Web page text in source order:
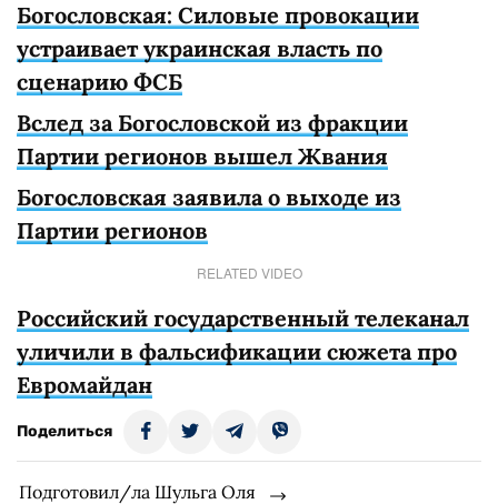
Богословская: Силовые провокации
устраивает украинская власть по
сценарию ФСБ
Вслед за Богословской из фракции
Партии регионов вышел Жвания
Богословская заявила о выходе из
Партии регионов
RELATED VIDEO
Российский государственный телеканал
уличили в фальсификации сюжета про
Евромайдан
Поделиться
Подготовил/ла Шульга Оля